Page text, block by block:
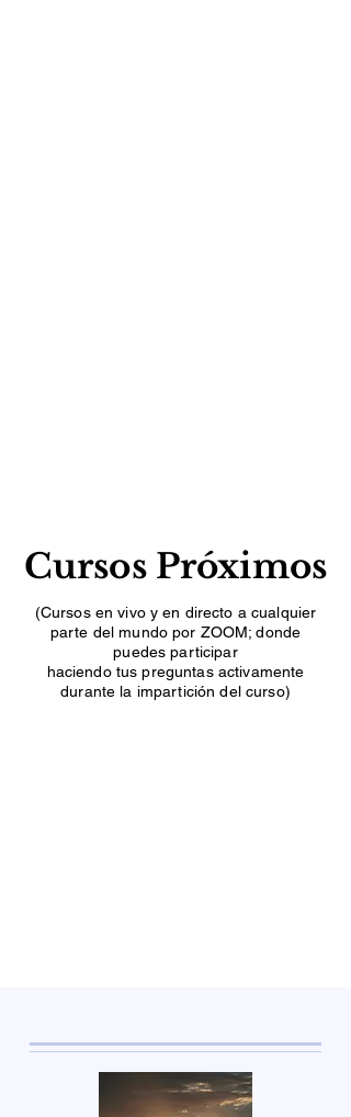
Cursos Próximos
(Cursos en vivo y en directo a cualquier
parte del mundo por ZOOM; donde
puedes participar
haciendo tus preguntas activamente
durante la impartición del curso)